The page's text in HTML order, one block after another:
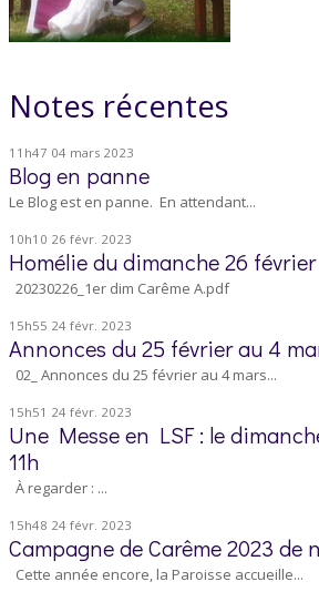
Notes récentes
11h47 04 mars 2023
Blog en panne
Le Blog est en panne. En attendant...
10h10 26 févr. 2023
Homélie du dimanche 26 février
20230226_1er dim Carême A.pdf
15h55 24 févr. 2023
Annonces du 25 février au 4
02_ Annonces du 25 février au 4 mars...
15h51 24 févr. 2023
Une Messe en LSF : le
11h
À regarder : ...
15h48 24 févr. 2023
Campagne de Carême 2023 de
Cette année encore, la Paroisse accueille...